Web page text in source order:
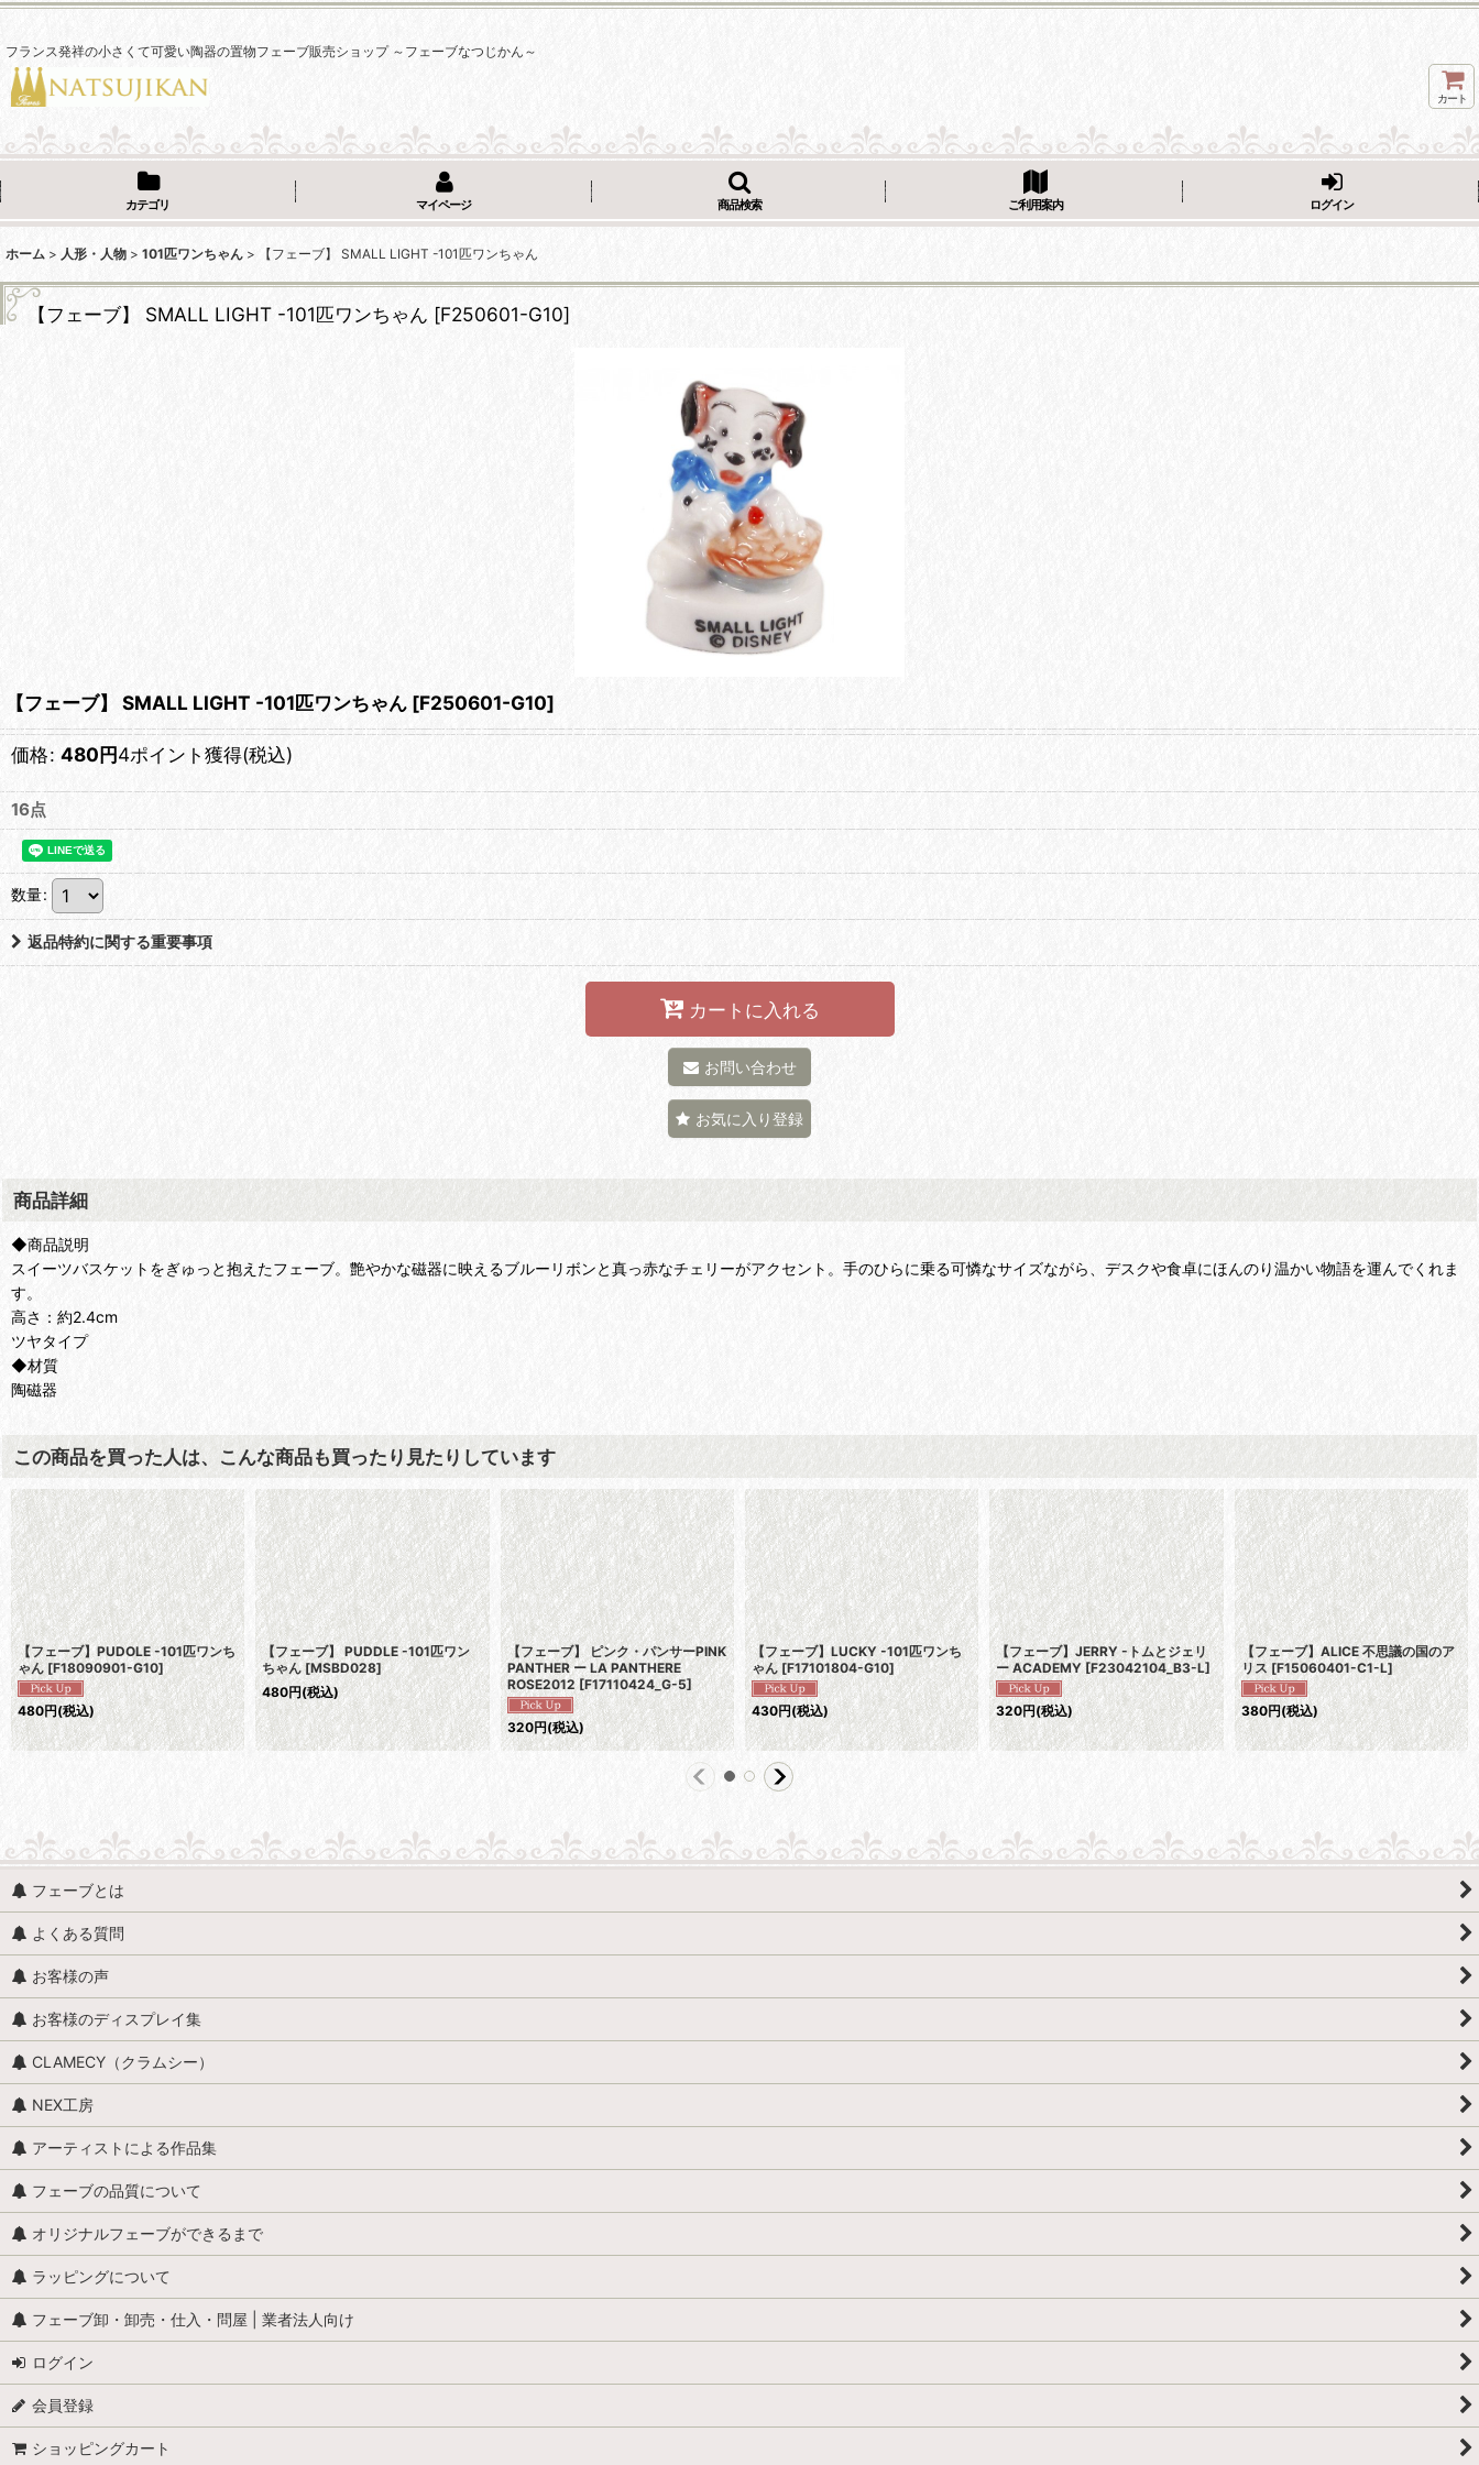
フランス発祥の小さくて可愛い陶器の置物フェーブ販売ショップ ～フェーブなつじかん～
カート
カテゴリ マイページ 商品検索 ご利用案内 ログイン
ホーム > 人形・人物 > 101匹ワンちゃん > 【フェーブ】 SMALL LIGHT -101匹ワンちゃん
【フェーブ】 SMALL LIGHT -101匹ワンちゃん [F250601-G10]
【フェーブ】 SMALL LIGHT -101匹ワンちゃん [F250601-G10]
価格: 480円4ポイント獲得(税込)
16点
数量:
返品特約に関する重要事項
カートに入れる
お問い合わせ
お気に入り登録
商品詳細
◆商品説明
スイーツバスケットをぎゅっと抱えたフェーブ。艶やかな磁器に映えるブルーリボンと真っ赤なチェリーがアクセント。手のひらに乗る可憐なサイズながら、デスクや食卓にほんのり温かい物語を運んでくれま
す。
高さ：約2.4cm
ツヤタイプ
◆材質
陶磁器
この商品を買った人は、こんな商品も買ったり見たりしています
【フェーブ】PUDOLE -101匹ワンち
ゃん [F18090901-G10]
480円(税込)
【フェーブ】 PUDDLE -101匹ワン
ちゃん [MSBD028]
480円(税込)
【フェーブ】 ピンク・パンサーPINK
PANTHER ー LA PANTHERE
ROSE2012 [F17110424_G-5]
320円(税込)
【フェーブ】LUCKY -101匹ワンち
ゃん [F17101804-G10]
430円(税込)
【フェーブ】JERRY -トムとジェリ
ー ACADEMY [F23042104_B3-L]
320円(税込)
【フェーブ】ALICE 不思議の国のア
リス [F15060401-C1-L]
380円(税込)
フェーブとは
よくある質問
お客様の声
お客様のディスプレイ集
CLAMECY（クラムシー）
NEX工房
アーティストによる作品集
フェーブの品質について
オリジナルフェーブができるまで
ラッピングについて
フェーブ卸・卸売・仕入・問屋 | 業者法人向け
ログイン
会員登録
ショッピングカート